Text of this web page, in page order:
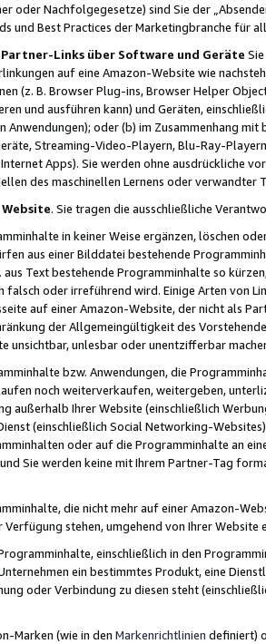
oder Nachfolgegesetze) sind Sie der
und Best Practices der Marketingbranche für
Links über Software und Geräte
auf eine Amazon-Website wie
(z. B. Browser Plug-ins, Browser Helper
und ausführen kann) und Geräten,
Anwendungen); oder (b) im Zusammenhang
Streaming-Video-Playern, Blu-Ray-
Apps). Sie werden ohne ausdrückliche
des maschinellen Lernens oder
. Sie tragen die ausschließliche
in keiner Weise ergänzen, löschen
aus einer Bilddatei bestehende
Text bestehende Programminhalte so
falsch oder irreführend wird. Einige Arten von
auf einer Amazon-Website, der nicht als
der Allgemeingültigkeit des
unsichtbar, unlesbar oder unentzifferbar
bzw. Anwendungen, die
noch weiterverkaufen, weitergeben,
außerhalb Ihrer Website (einschließlich
(einschließlich Social Networking-
oder auf die Programminhalte an
Sie werden keine mit Ihrem Partner-Tag
die nicht mehr auf einer Amazon-
Verfügung stehen, umgehend von Ihrer
einschließlich in den
ein bestimmtes Produkt, eine
oder Verbindung zu diesen steht
Marken (wie in den Markenrichtlinien definiert)